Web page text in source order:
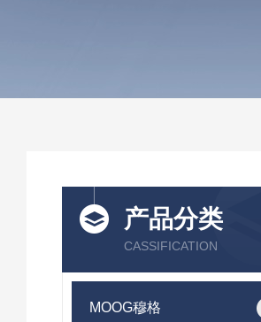
产品分类
CASSIFICATION
MOOG穆格